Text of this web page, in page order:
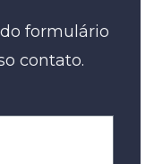
formulário
contato.